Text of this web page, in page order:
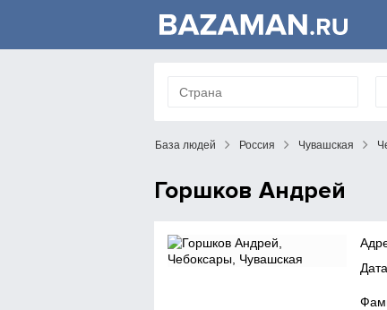
База людей Россия Чувашская
Горшков Андрей